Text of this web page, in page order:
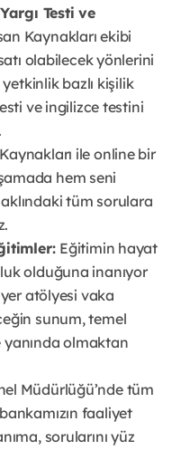
Testi ve
Kaynakları ekibi
olabilecek yönlerini
bazlı kişilik
ve ingilizce testini
ile online bir
hem seni
tüm sorulara
Eğitimin hayat
olduğuna inanıyor
atölyesi vaka
sunum, temel
olmaktan
Müdürlüğü’nde tüm
faaliyet
sorularını yüz